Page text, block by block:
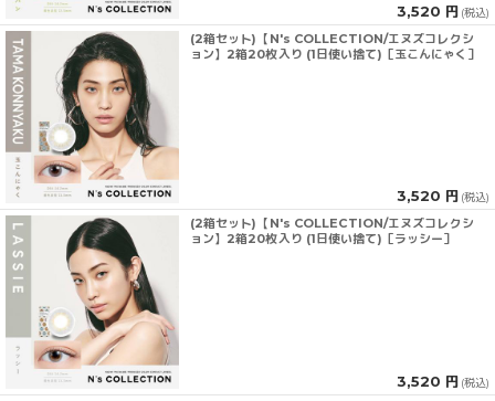
3,520 円 (税込)
(2箱セット)【N's COLLECTION/エヌズコレクシ
ョン】2箱20枚入り (1日使い捨て)［玉こんにゃく］
3,520 円 (税込)
(2箱セット)【N's COLLECTION/エヌズコレクシ
ョン】2箱20枚入り (1日使い捨て)［ラッシー］
3,520 円 (税込)